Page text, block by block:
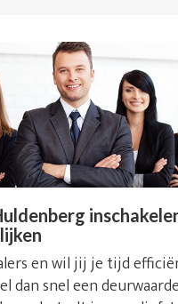
en wil jij je tijd
dan snel een